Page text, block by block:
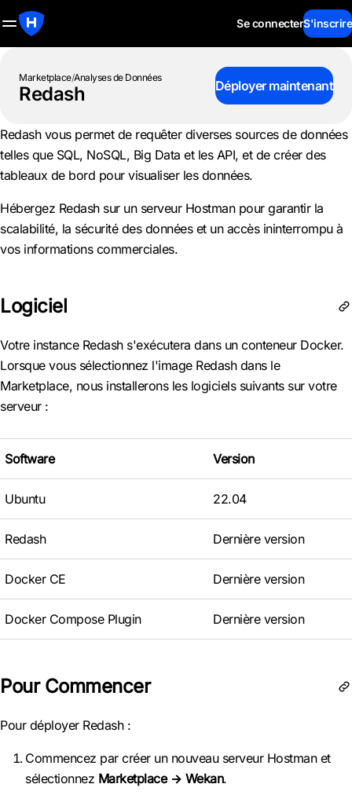
Se connecterS'inscrire
Marketplace/Analyses de Données
Redash Déployer maintenant
Redash vous permet de requêter diverses sources de données
telles que SQL, NoSQL, Big Data et les API, et de créer des
tableaux de bord pour visualiser les données.
Hébergez Redash sur un serveur Hostman pour garantir la
scalabilité, la sécurité des données et un accès ininterrompu à
vos informations commerciales.
Logiciel
Votre instance Redash s'exécutera dans un conteneur Docker.
Lorsque vous sélectionnez l'image Redash dans le
Marketplace, nous installerons les logiciels suivants sur votre
serveur :
Software Version
Ubuntu 22.04
Redash Dernière version
Docker CE Dernière version
Docker Compose Plugin Dernière version
Pour Commencer
Pour déployer Redash :
Commencez par créer un nouveau serveur Hostman et
sélectionnez Marketplace → Wekan.